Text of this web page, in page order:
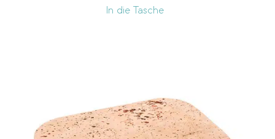
In die Tasche